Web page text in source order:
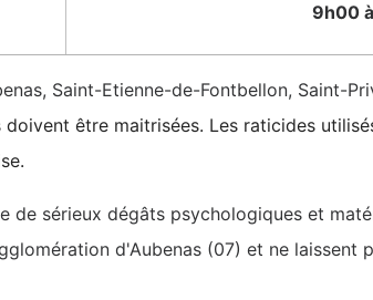
9h00
Saint-Etienne-de-Fontbellon, Saint-
être maitrisées. Les raticides
de sérieux dégâts psychologiques et
d'Aubenas (07) et ne laissent